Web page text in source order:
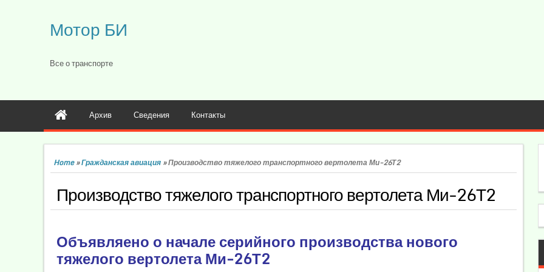
Мотор БИ
Все о транспорте
Архив Сведения Контакты
Home»Гражданская авиация »Производство тяжелого транспортного вертолета Ми-26Т2
Производство тяжелого транспортного вертолета Ми-26Т2
Объявляено о начале серийного производства нового
тяжелого вертолета Ми-26Т2